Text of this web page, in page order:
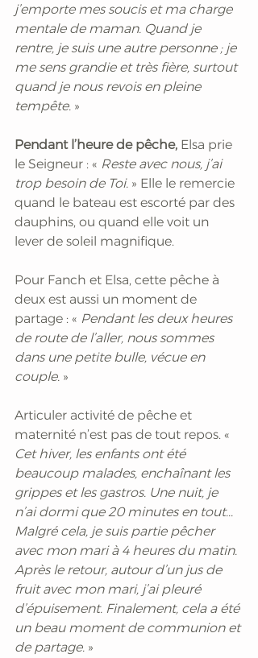
j’emporte mes soucis et ma charge
mentale de maman. Quand je
rentre, je suis une autre personne ; je
me sens grandie et très fière, surtout
quand je nous revois en pleine
tempête. »
Pendant l’heure de pêche, Elsa prie
le Seigneur : « Reste avec nous, j’ai
trop besoin de Toi. » Elle le remercie
quand le bateau est escorté par des
dauphins, ou quand elle voit un
lever de soleil magnifique.
Pour Fanch et Elsa, cette pêche à
deux est aussi un moment de
partage : « Pendant les deux heures
de route de l’aller, nous sommes
dans une petite bulle, vécue en
couple. »
Articuler activité de pêche et
maternité n’est pas de tout repos. «
Cet hiver, les enfants ont été
beaucoup malades, enchaînant les
grippes et les gastros. Une nuit, je
n’ai dormi que 20 minutes en tout...
Malgré cela, je suis partie pêcher
avec mon mari à 4 heures du matin.
Après le retour, autour d’un jus de
fruit avec mon mari, j’ai pleuré
d’épuisement. Finalement, cela a été
un beau moment de communion et
de partage. »